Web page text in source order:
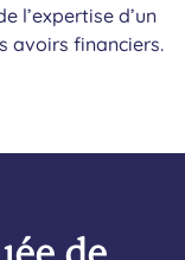
l’expertise d’un
avoirs financiers.